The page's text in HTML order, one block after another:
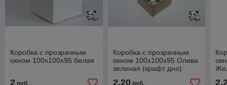
Коробка с прозрачным
окном 100х100х95 белая
2
Коробка с прозрачным
окном 100х100х95 Олива
зеленая (крафт дно)
2,20